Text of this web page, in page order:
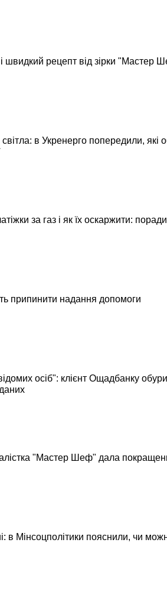
швидкий рецепт від зірки "Мастер
в Укренерго попередили, які
за газ і як їх оскаржити:
припинити надання допомоги
осіб": клієнт Ощадбанку
"Мастер Шеф" дала
в Мінсоцполітики пояснили, чи